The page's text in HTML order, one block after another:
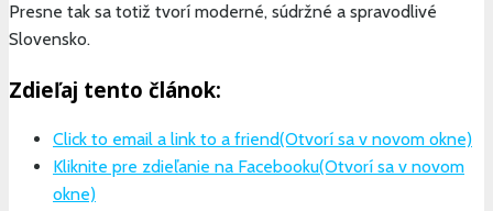
Presne tak sa totiž tvorí moderné, súdržné a spravodlivé
Slovensko.
Zdieľaj tento článok:
Click to email a link to a friend(Otvorí sa v novom okne)
Kliknite pre zdieľanie na Facebooku(Otvorí sa v novom
okne)